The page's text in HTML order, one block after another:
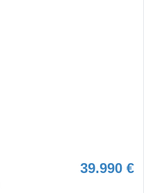
39.990 €